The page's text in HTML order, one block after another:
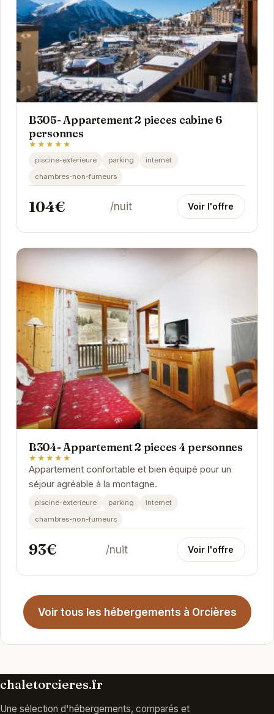
B305- Appartement 2 pieces cabine 6
personnes
★★★★★
piscine-exterieure parking
internet
chambres-non-fumeurs
104€ /nuit Voir l'offre
B304- Appartement 2 pieces 4 personnes
★★★★★
Appartement confortable et bien équipé pour un
séjour agréable à la montagne.
piscine-exterieure parking
internet
chambres-non-fumeurs
93€ /nuit Voir l'offre
Voir tous les hébergements à Orcières
chaletorcieres.fr
Une sélection d'hébergements, comparés et